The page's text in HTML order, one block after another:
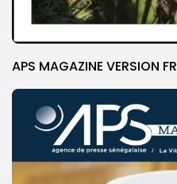
APS MAGAZINE VERSION FR